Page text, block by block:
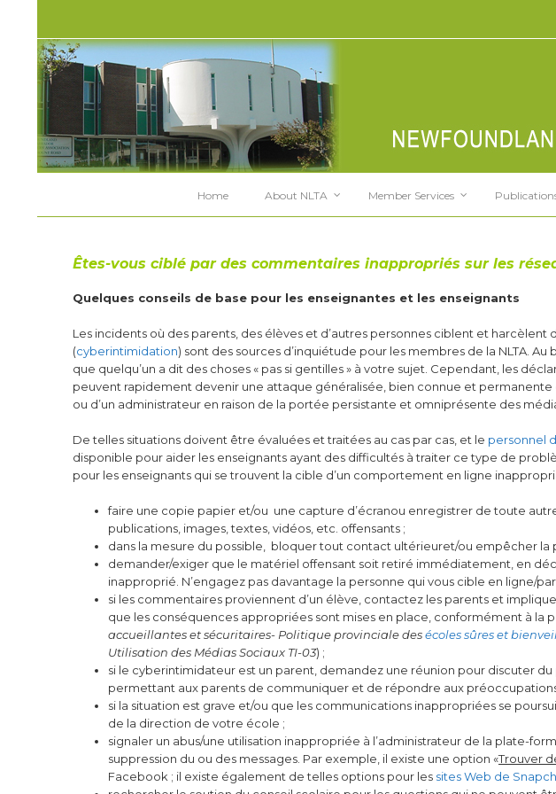
Home About NLTA Member Services
Êtes-vous ciblé par des commentaires inappropriés sur les
Quelques conseils de base pour les enseignantes et les enseignants
Les incidents où des parents, des élèves et d’autres personnes ciblent et harcèlent
(cyberintimidation) sont des sources d’inquiétude pour les membres de la NLTA.
que quelqu’un a dit des choses « pas si gentilles » à votre sujet. Cependant, les
peuvent rapidement devenir une attaque généralisée, bien connue et
ou d’un administrateur en raison de la portée persistante et omniprésente des
De telles situations doivent être évaluées et traitées au cas par cas, et le personnel
disponible pour aider les enseignants ayant des difficultés à traiter ce type de
pour les enseignants qui se trouvent la cible d’un comportement en ligne
faire une copie papier et/ou une capture d’écranou enregistrer de toute
publications, images, textes, vidéos, etc. offensants ;
dans la mesure du possible, bloquer tout contact ultérieuret/ou empêcher la
demander/exiger que le matériel offensant soit retiré immédiatement, en
inapproprié. N’engagez pas davantage la personne qui vous cible en ligne/
si les commentaires proviennent d’un élève, contactez les parents et
que les conséquences appropriées sont mises en place, conformément à la
accueillantes et sécuritaires- Politique provincialedesécoles sûres et
Utilisation des Médias Sociaux TI-03) ;
si le cyberintimidateur est un parent, demandez une réunion pour discuter
permettant aux parents de communiquer et de répondre aux
si la situation est grave et/ou que les communications inappropriées se
de la direction de votre école ;
signaler un abus/une utilisation inappropriée à l’administrateur de la plate-
suppression du ou des messages. Par exemple, il existe une option «Trouver
Facebook ; il existe également de telles options pour les sites Web de